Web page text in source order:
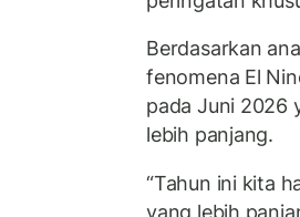
Berdasarkan
fenomena El
pada Juni 2026
lebih panjang.
“Tahun ini kita
yang lebih